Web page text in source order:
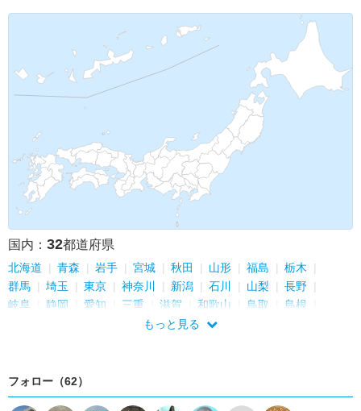
北マケドニア共和国 コソボ
アルバニア
クロアチア
ボスニア・ヘルツェゴビナ
トルコ モンゴル
アゼルバイジャン
ジョージア (グルジア)
アルメニア シンガポール
カタール
サウジアラビア
ブルネイ
モルドバ
国内： 32都道府県
北海道 青森 岩手 宮城 秋田 山形 福島
栃木
群馬
埼玉 東京 神奈川 新潟 石川 山梨
長野
岐阜
静岡 愛知 三重 滋賀 和歌山 鳥取
島根
長崎 大分
もっと見る
フォロー（62）